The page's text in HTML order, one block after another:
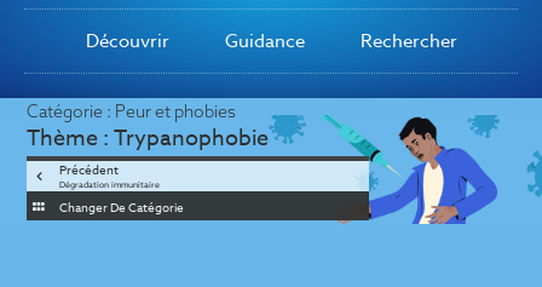
Découvrir Guidance Rechercher
Catégorie : Peur et phobies
Thème :Trypanophobie
Précédent
Dégradation immunitaire
Changer De Catégorie